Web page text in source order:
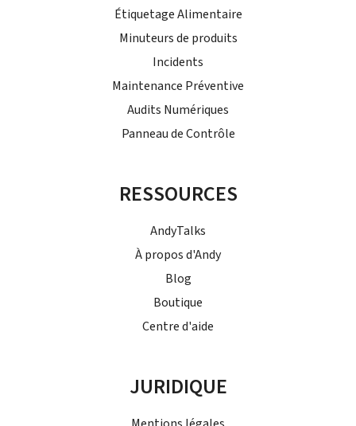
Étiquetage Alimentaire
Minuteurs de produits
Incidents
Maintenance Préventive
Audits Numériques
Panneau de Contrôle
RESSOURCES
AndyTalks
À propos d'Andy
Blog
Boutique
Centre d'aide
JURIDIQUE